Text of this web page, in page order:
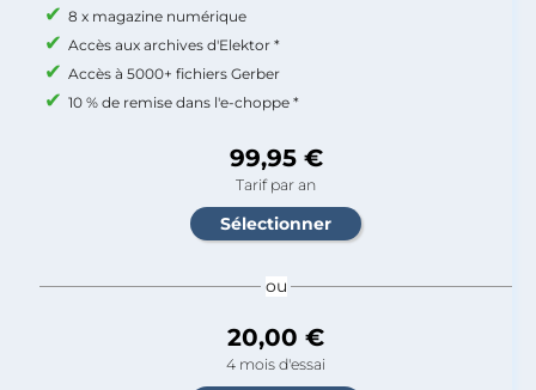
8 x magazine numérique
Accès aux archives d'Elektor *
Accès à 5000+ fichiers Gerber
10 % de remise dans l'e-choppe *
99,95 €
Tarif par an
ou
20,00 €
4 mois d'essai